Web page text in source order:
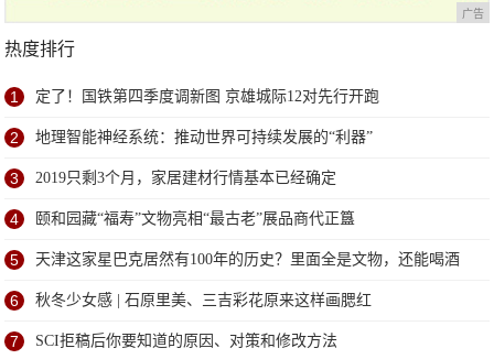
广告
热度排行
1 定了！国铁第四季度调新图 京雄城际12对先行开跑
2 地理智能神经系统：推动世界可持续发展的“利器”
3 2019只剩3个月，家居建材行情基本已经确定
4 颐和园藏“福寿”文物亮相“最古老”展品商代正簋
5 天津这家星巴克居然有100年的历史？里面全是文物，还能喝酒
6 秋冬少女感 | 石原里美、三吉彩花原来这样画腮红
7 SCI拒稿后你要知道的原因、对策和修改方法